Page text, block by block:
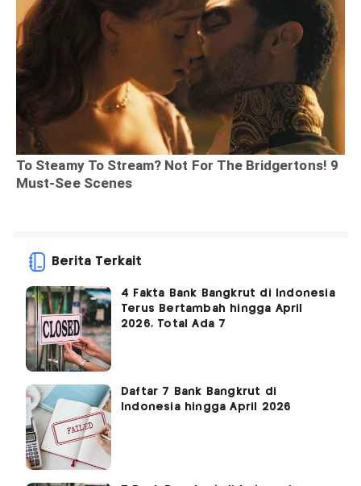
Berita Terkait
4 Fakta Bank Bangkrut di Indonesia
Terus Bertambah hingga April
2026, Total Ada 7
Daftar 7 Bank Bangkrut di
Indonesia hingga April 2026